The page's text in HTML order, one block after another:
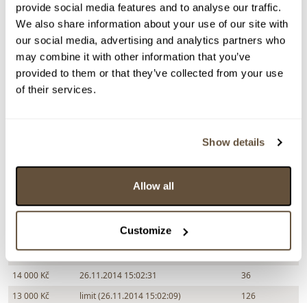
provide social media features and to analyse our traffic.
We also share information about your use of our site with
our social media, advertising and analytics partners who
may combine it with other information that you’ve
provided to them or that they’ve collected from your use
of their services.
Show details
Allow all
Customize
Dražba ukončena:
26.11.2014 19:18:00
Vyvolávací cena:
3 000 Kč
vydraženo za:
16 000 Kč
Zpět na aukční výsledky
Chcete prodat podobný předmět?
> Zobrazit informaci jak prodat předmět v aukci
Částka Přihozeno
Přihodil
26.11.2014 15:02:39
15 000 Kč
limit (26.11.2014 15:02:30)
126
14 000 Kč
26.11.2014 15:02:31
36
13 000 Kč
limit (26.11.2014 15:02:09)
126